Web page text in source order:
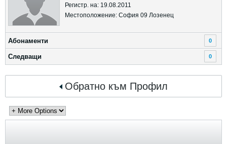
Регистр. на: 19.08.2011
Местоположение: София 09 Лозенец
Абонаменти 0
Следващи 0
Обратно към Профил